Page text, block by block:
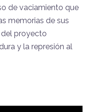
de vaciamiento que
memorias de sus
proyecto
y la represión al